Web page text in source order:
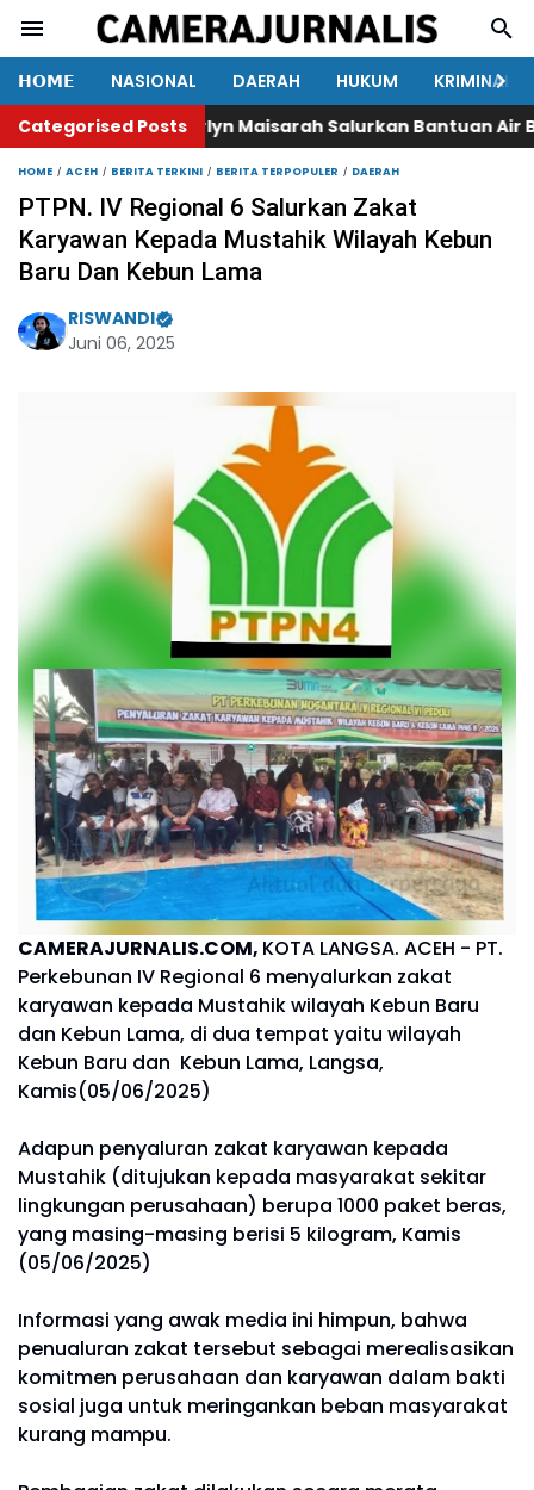
𝗛𝗢𝗠𝗘 NASIONAL DAERAH HUKUM
KRIMINAL
Categorised Posts
Marlyn Maisarah Salurkan Bantuan Air Bersih
HOME ACEH BERITA TERKINI BERITA TERPOPULER DAERAH
PTPN. IV Regional 6 Salurkan Zakat
Karyawan Kepada Mustahik Wilayah Kebun
Baru Dan Kebun Lama
RISWANDI
Juni 06, 2025
CAMERAJURNALIS.COM, KOTA LANGSA. ACEH - PT.
Perkebunan IV Regional 6 menyalurkan zakat
karyawan kepada Mustahik wilayah Kebun Baru
dan Kebun Lama, di dua tempat yaitu wilayah
Kebun Baru dan Kebun Lama, Langsa,
Kamis(05/06/2025)
Adapun penyaluran zakat karyawan kepada
Mustahik (ditujukan kepada masyarakat sekitar
lingkungan perusahaan) berupa 1000 paket beras,
yang masing-masing berisi 5 kilogram, Kamis
(05/06/2025)
Informasi yang awak media ini himpun, bahwa
penualuran zakat tersebut sebagai merealisasikan
komitmen perusahaan dan karyawan dalam bakti
sosial juga untuk meringankan beban masyarakat
kurang mampu.